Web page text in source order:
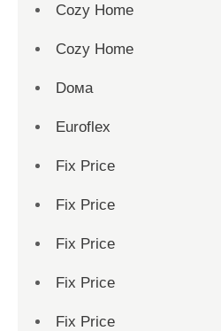
Cozy Home
Cozy Home
Dома
Euroflex
Fix Price
Fix Price
Fix Price
Fix Price
Fix Price